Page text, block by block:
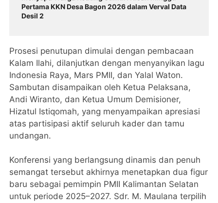
Pertama KKN Desa Bagon 2026 dalam Verval Data
Desil 2
Prosesi penutupan dimulai dengan pembacaan
Kalam Ilahi, dilanjutkan dengan menyanyikan lagu
Indonesia Raya, Mars PMII, dan Yalal Waton.
Sambutan disampaikan oleh Ketua Pelaksana,
Andi Wiranto, dan Ketua Umum Demisioner,
Hizatul Istiqomah, yang menyampaikan apresiasi
atas partisipasi aktif seluruh kader dan tamu
undangan.
Konferensi yang berlangsung dinamis dan penuh
semangat tersebut akhirnya menetapkan dua figur
baru sebagai pemimpin PMII Kalimantan Selatan
untuk periode 2025–2027. Sdr. M. Maulana terpilih